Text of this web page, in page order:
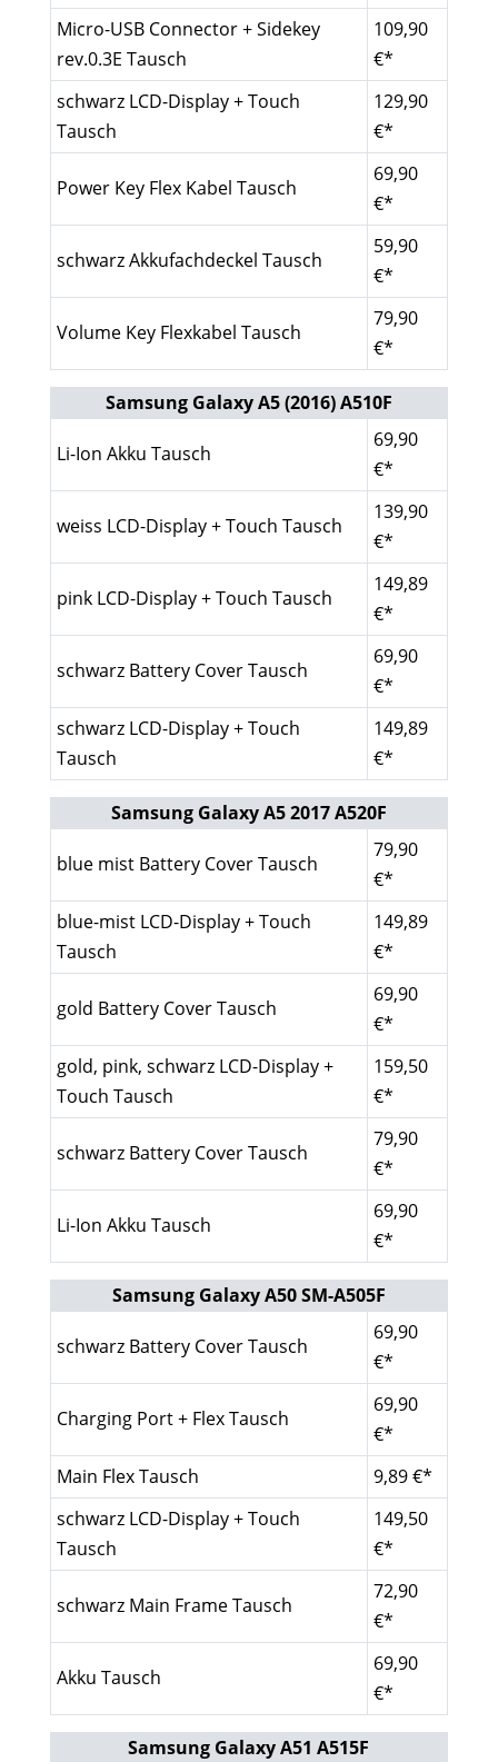
Micro-USB Connector + Sidekey
rev.0.3E Tausch
109,90
€*
schwarz LCD-Display + Touch
Tausch
129,90
€*
Power Key Flex Kabel Tausch
69,90
€*
schwarz Akkufachdeckel Tausch
59,90
€*
Volume Key Flexkabel Tausch
79,90
€*
Samsung Galaxy A5 (2016) A510F
Li-Ion Akku Tausch
69,90
€*
weiss LCD-Display + Touch Tausch
139,90
€*
pink LCD-Display + Touch Tausch
149,89
€*
schwarz Battery Cover Tausch
69,90
€*
schwarz LCD-Display + Touch
Tausch
149,89
€*
Samsung Galaxy A5 2017 A520F
blue mist Battery Cover Tausch
79,90
€*
blue-mist LCD-Display + Touch
Tausch
149,89
€*
gold Battery Cover Tausch
69,90
€*
gold, pink, schwarz LCD-Display +
Touch Tausch
159,50
€*
schwarz Battery Cover Tausch
79,90
€*
Li-Ion Akku Tausch
69,90
€*
Samsung Galaxy A50 SM-A505F
schwarz Battery Cover Tausch
69,90
€*
Charging Port + Flex Tausch
69,90
€*
Main Flex Tausch
9,89 €*
schwarz LCD-Display + Touch
Tausch
149,50
€*
schwarz Main Frame Tausch
72,90
€*
Akku Tausch
69,90
€*
Samsung Galaxy A51 A515F